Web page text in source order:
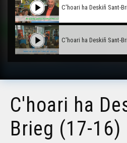
C'hoari ha Deskiñ Sant-
C'hoari ha Deskiñ Sant-
C'hoari ha Deskiñ Naoned
C'hoari ha Deskiñ Naoned
C'hoari ha
Brieg (17-16)